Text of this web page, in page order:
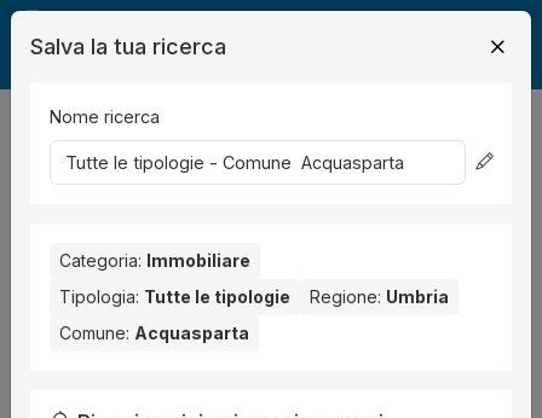
Legalmente Immobili
risultati Ordina per
Terni (25) Narni (3) Fabro (2)
Salva la tua ricerca
Nome ricerca
Categoria: Immobiliare
Tipologia: Tutte le tipologie Regione: Umbria
Comune: Acquasparta